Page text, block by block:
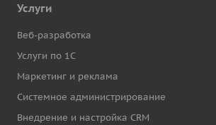
Услуги
Веб-разработка
Услуги по 1С
Маркетинг и реклама
Системное администрирование
Внедрение и настройка CRM